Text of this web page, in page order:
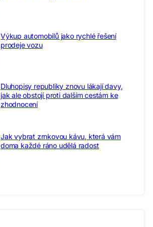
Výkup automobilů jako rychlé řešení
prodeje vozu
Dluhopisy republiky znovu lákají davy,
jak ale obstojí proti dalším cestám ke
zhodnocení
Jak vybrat zrnkovou kávu, která vám
doma každé ráno udělá radost